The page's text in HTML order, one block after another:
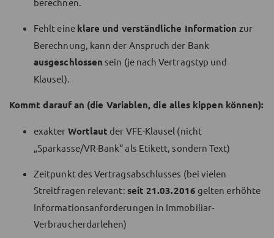
Fehlt eine klare und verständliche Information zur
Berechnung, kann der Anspruch der Bank
ausgeschlossen sein (je nach Vertragstyp und
Klausel).
Kommt darauf an (die Variablen, die alles kippen können):
exakter Wortlaut der VFE-Klausel (nicht
„Sparkasse/VR-Bank“ als Etikett, sondern Text)
Zeitpunkt des Vertragsabschlusses (bei vielen
Streitfragen relevant: seit 21.03.2016 gelten erhöhte
Informationsanforderungen in Immobiliar-
Verbraucherdarlehen)